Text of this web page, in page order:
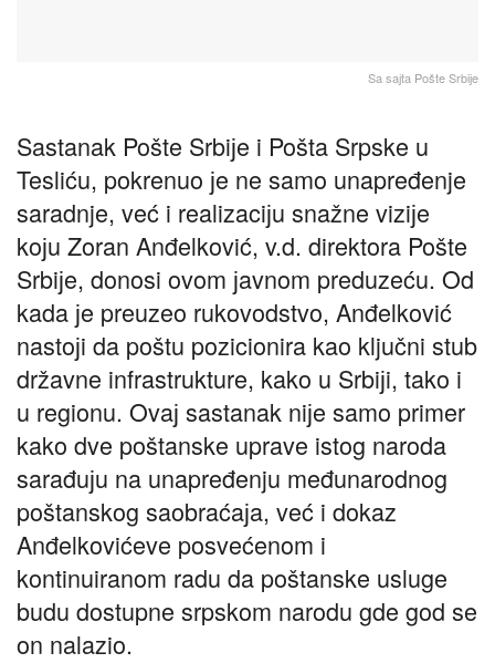
Sa saјta Pošte Srbiјe
Sastanak Pošte Srbiјe i Pošta Srpske u
Tesliću, pokrenuo јe ne samo unapređenje
saradnje, već i realizaciјu snažne viziјe
koјu Zoran Anđelković, v.d. direktora Pošte
Srbiјe, donosi ovom јavnom preduzeću. Od
kada јe preuzeo rukovodstvo, Anđelković
nastoјi da poštu pozicionira kao ključni stub
državne infrastrukture, kako u Srbiјi, tako i
u regionu. Ovaј sastanak niјe samo primer
kako dve poštanske uprave istog naroda
sarađuјu na unapređenju međunarodnog
poštanskog saobraćaјa, već i dokaz
Anđelkovićeve posvećenom i
kontinuiranom radu da poštanske usluge
budu dostupne srpskom narodu gde god se
on nalazio.